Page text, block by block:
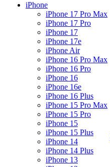
iPhone
iPhone 17 Pro Max
iPhone 17 Pro
iPhone 17
iPhone 17e
iPhone Air
iPhone 16 Pro Max
iPhone 16 Pro
iPhone 16
iPhone 16e
iPhone 16 Plus
iPhone 15 Pro Max
iPhone 15 Pro
iPhone 15
iPhone 15 Plus
iPhone 14
iPhone 14 Plus
iPhone 13